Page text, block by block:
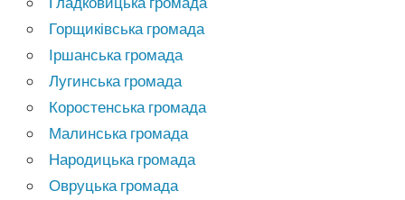
Горщиківська громада
Іршанська громада
Лугинська громада
Коростенська громада
Малинська громада
Народицька громада
Овруцька громада